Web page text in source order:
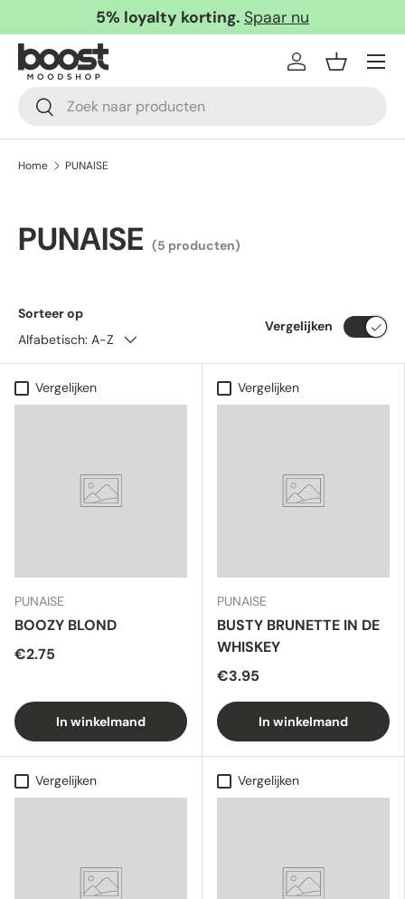
Ga naar inhoud
5% loyalty korting. Spaar nu
Zoeken
Zoeken
InloggenMandje
Menu
Home PUNAISE
PUNAISE (5 producten)
Sorteer op
Alfabetisch: A-Z
Vergelijken
Vergelijken
PUNAISE
BOOZY BLOND
€2.75
In winkelmand
Vergelijken
PUNAISE
BUSTY BRUNETTE IN DE
WHISKEY
€3.95
In winkelmand
Vergelijken Vergelijken